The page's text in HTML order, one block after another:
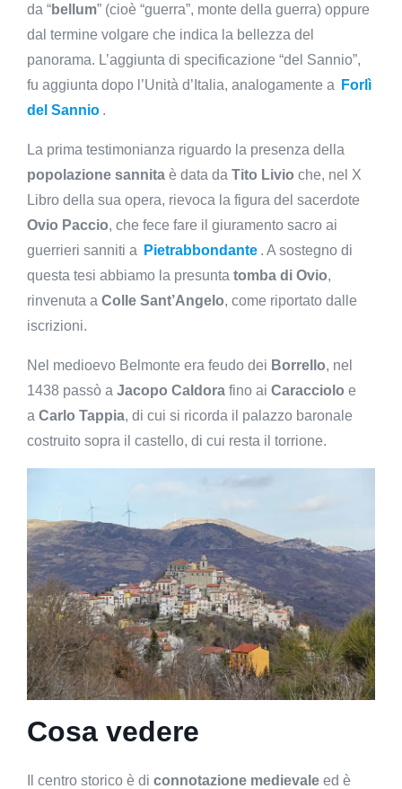
da “bellum” (cioè “guerra”, monte della guerra) oppure
dal termine volgare che indica la bellezza del
panorama. L’aggiunta di specificazione “del Sannio”,
fu aggiunta dopo l’Unità d’Italia, analogamente a
Forlì
del Sannio .
La prima testimonianza riguardo la presenza della
popolazione sannita è data da Tito Livio che, nel X
Libro della sua opera, rievoca la figura del sacerdote
Ovio Paccio, che fece fare il giuramento sacro ai
guerrieri sanniti a
Pietrabbondante . A sostegno di
questa tesi abbiamo la presunta tomba di Ovio,
rinvenuta a Colle Sant’Angelo, come riportato dalle
iscrizioni.
Nel medioevo Belmonte era feudo dei Borrello, nel
1438 passò a Jacopo Caldora fino ai Caracciolo e
a Carlo Tappia, di cui si ricorda il palazzo baronale
costruito sopra il castello, di cui resta il torrione.
Cosa vedere
Il centro storico è di connotazione medievale ed è